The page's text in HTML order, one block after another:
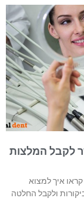
לקבל המלצות
איך למצוא
ולקבל החלטה